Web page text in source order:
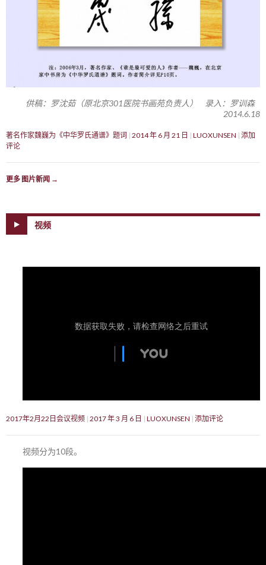
供稿：罗沈茹（原北京301医院书画苑负责人） 录入：罗训森
2014.6.18
著名作家魏巍为《中华罗氏通谱》题词 2014 年 6 月 21 日 LUOXUNSEN 添加
评论
更多 图片新闻 →
视频
2017年2月22日会议视频 2017 年 3 月 6 日 LUOXUNSEN 添加评论
视频分为10段。